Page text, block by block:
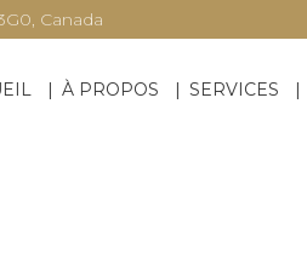
Canada
À PROPOS SERVICES